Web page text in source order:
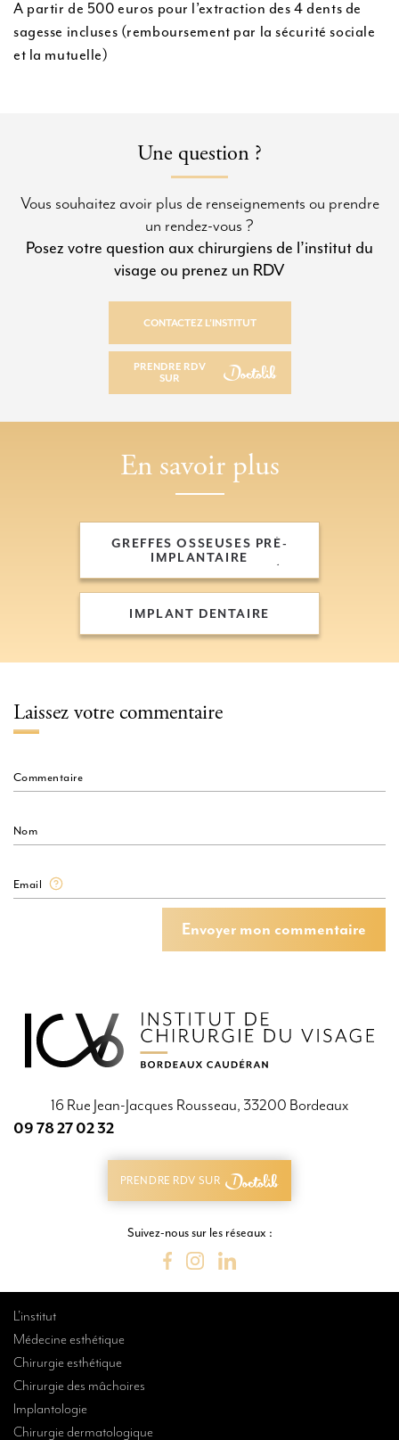
A partir de 500 euros pour l’extraction des 4 dents de
sagesse incluses (remboursement par la sécurité sociale
et la mutuelle)
Une question ?
Vous souhaitez avoir plus de renseignements ou prendre
un rendez-vous ?
Posez votre question aux chirurgiens de l’institut du
visage ou prenez un RDV
CONTACTEZ L’INSTITUT
PRENDRE RDV
SUR
PRENDRE RDV SUR
En savoir plus
GREFFES OSSEUSES PRÉ-
IMPLANTAIRE
IMPLANTAIRE
IMPLANT DENTAIRE
Laissez votre commentaire
Commentaire
Nom
Email
Envoyer mon commentaire
Envoyer mon commentaire
PRENDRE RDV SUR
16 Rue Jean-Jacques Rousseau, 33200 Bordeaux
09 78 27 02 32
Suivez-nous sur les réseaux :
L’institut
Médecine esthétique
Chirurgie esthétique
Chirurgie des mâchoires
Implantologie
Chirurgie dermatologique